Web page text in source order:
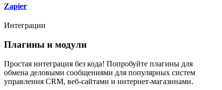
Zapier
Интеграции
Плагины и модули
Простая интеграция без кода! Попробуйте плагины для
обмена деловыми сообщениями для популярных систем
управления CRM, веб-сайтами и интернет-магазинами.